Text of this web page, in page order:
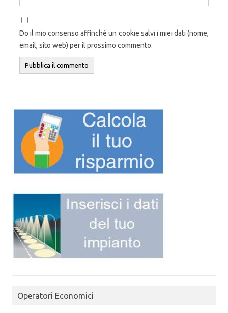
Do il mio consenso affinché un cookie salvi i miei dati (nome,
email, sito web) per il prossimo commento.
Operatori Economici